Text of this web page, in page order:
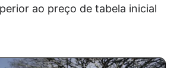
ao preço de tabela inicial